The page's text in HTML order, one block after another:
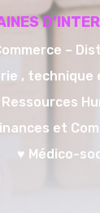
–
, technique
Ressources
et
♥ Médico-